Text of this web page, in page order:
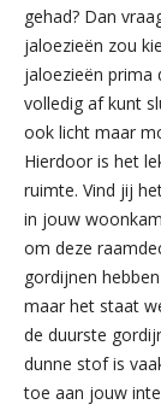
gehad? Dan
jaloezieën zou
jaloezieën prima
volledig af kunt
ook licht maar
Hierdoor is het
ruimte. Vind jij
in jouw
om deze
gordijnen
maar het staat
de duurste
dunne stof is
toe aan jouw